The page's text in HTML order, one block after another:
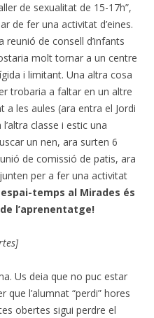
de sexualitat de 15-17h”,
de fer una activitat d’eines.
reunió de consell d’infants
molt tornar a un centre
i limitant. Una altra cosa
trobaria a faltar en un altre
les aules (ara entra el Jordi
classe i estic una
un nen, ara surten 6
de comissió de patis, ara
per a fer una activitat
temps al Mirades és
l’aprenentatge!
Us deia que no puc estar
que l’alumnat “perdi” hores
obertes sigui perdre el